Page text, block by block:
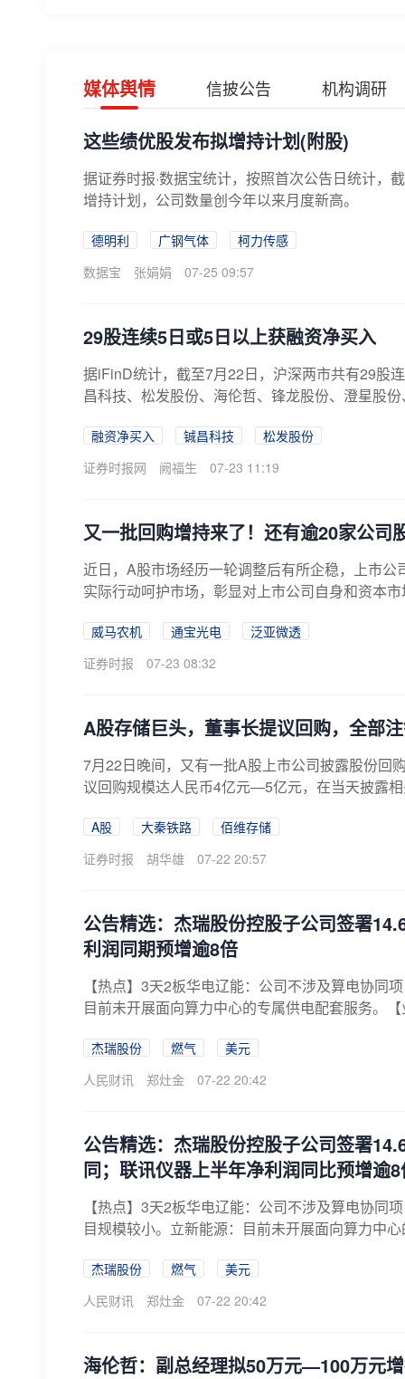
媒体舆情 信披公告 机构调研
这些绩优股发布拟增持计划(附股)
据证券时报·数据宝统计，按照首次公告日统计，
增持计划，公司数量创今年以来月度新高。
德明利 广钢气体
柯力传感
数据宝
张娟娟 07-25 09:57
29股连续5日或5日以上获融资净买入
据iFinD统计，截至7月22日，沪深两市共有29股
昌科技、松发股份、海伦哲、锋龙股份、澄星股
融资净买入 铖昌科技
松发股份
证券时报网
阙福生 07-23 11:19
又一批回购增持来了！还有逾20家公司
近日，A股市场经历一轮调整后有所企稳，上市
实际行动呵护市场，彰显对上市公司自身和资本
威马农机 通宝光电
泛亚微透
证券时报
07-23 08:32
A股存储巨头，董事长提议回购，全部
7月22日晚间，又有一批A股上市公司披露股份回
议回购规模达人民币4亿元—5亿元，在当天披露
A股 大秦铁路
佰维存储
证券时报
胡华雄 07-22 20:57
公告精选：杰瑞股份控股子公司签署
利润同期预增逾8倍
【热点】3天2板华电辽能：公司不涉及算电协同
目前未开展面向算力中心的专属供电配套服务。
杰瑞股份 燃气
美元
人民财讯
郑灶金 07-22 20:42
公告精选：杰瑞股份控股子公司签署
同；联讯仪器上半年净利润同比预增逾
【热点】3天2板华电辽能：公司不涉及算电协同
目规模较小。立新能源：目前未开展面向算力中
杰瑞股份 燃气
美元
人民财讯
郑灶金 07-22 20:42
海伦哲：副总经理拟50万元—100万元